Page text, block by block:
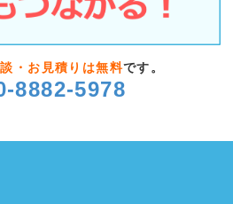
・お見積りは無料です。
8882-5978